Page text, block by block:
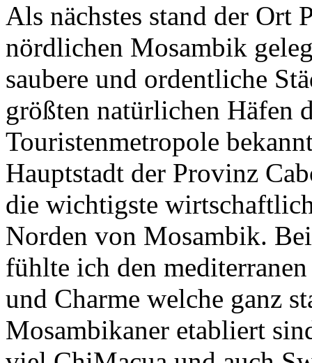
Als nächstes stand der Ort
nördlichen Mosambik
saubere und ordentliche
größten natürlichen Häfen
Touristenmetropole
Hauptstadt der Provinz
die wichtigste
Norden von Mosambik.
fühlte ich den
und Charme welche ganz
Mosambikaner etabliert